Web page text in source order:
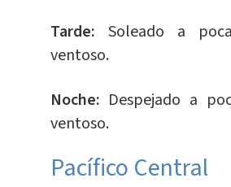
Tarde: Soleado a
ventoso.
Noche: Despejado a
ventoso.
Pacífico Central